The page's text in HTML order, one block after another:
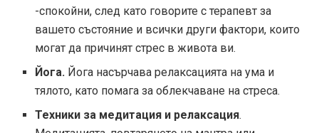
-спокойни, след като говорите с терапевт за
вашето състояние и всички други фактори, които
могат да причинят стрес в живота ви.
Йога. Йога насърчава релаксацията на ума и
тялото, като помага за облекчаване на стреса.
Техники за медитация и релаксация.